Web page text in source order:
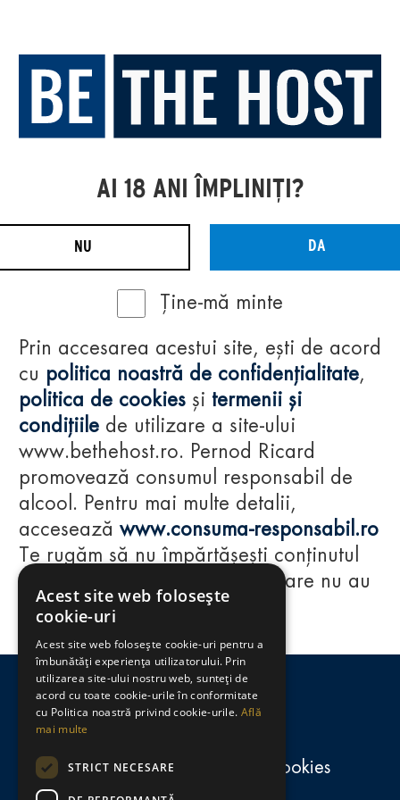
Regulamente
consumă-responsabil.ro
Politica de confidențialitate și cookies
AI 18 ANI ÎMPLINIȚI?
NU DA
Ține-mă minte
Prin accesarea acestui site, ești de acord
cu politica noastră de confidențialitate,
politica de cookies și termenii și
condițiile de utilizare a site-ului
www.bethehost.ro. Pernod Ricard
promovează consumul responsabil de
alcool. Pentru mai multe detalii,
accesează www.consuma-responsabil.ro
Te rugăm să nu împărtășești conținutul
acestui website cu persoane care nu au
împlinit vârsta de 18 ani.
Acest site web folosește
cookie-uri
Acest site web folosește cookie-uri pentru a
îmbunătăți experiența utilizatorului. Prin
utilizarea site-ului nostru web, sunteți de
acord cu toate cookie-urile în conformitate
cu Politica noastră privind cookie-urile. Află
mai multe
STRICT NECESARE